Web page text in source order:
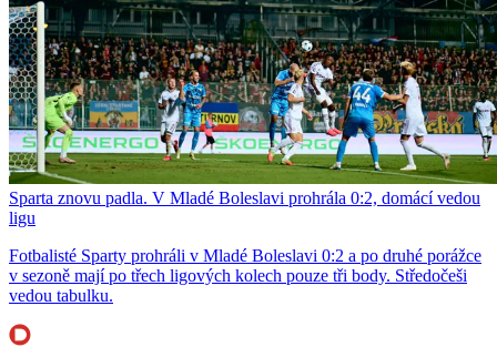
Sparta znovu padla. V Mladé Boleslavi prohrála 0:2, domácí vedou
ligu
Fotbalisté Sparty prohráli v Mladé Boleslavi 0:2 a po druhé porážce
v sezoně mají po třech ligových kolech pouze tři body. Středočeši
vedou tabulku.